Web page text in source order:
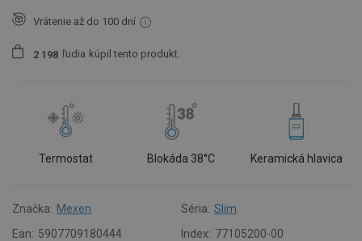
Vrátenie až do 100 dní
2 1 98 ľudia kúpil tento produkt.
Termostat Blokáda 38°C Keramická hlavica
Značka: Mexen Séria: Slim
Ean: 5907709180444 Index: 77105200-00